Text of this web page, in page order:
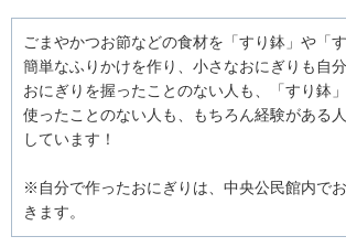
ごまやかつお節などの食材を「すり鉢」や「
簡単なふりかけを作り、小さなおにぎりも自分
おにぎりを握ったことのない人も、「すり鉢
使ったことのない人も、もちろん経験がある
しています！
※自分で作ったおにぎりは、中央公民館内で
きます。